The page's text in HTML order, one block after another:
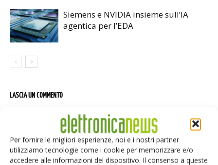
Per fornire le migliori esperienze, noi e i nostri partner
utilizziamo tecnologie come i cookie per memorizzare e/o
accedere alle informazioni del dispositivo. Il consenso a queste
Siemens e NVIDIA insieme sull’IA
agentica per l’EDA
LASCIA UN COMMENTO